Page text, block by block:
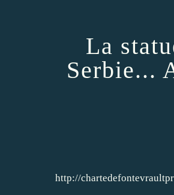
La
Serbie...
http://